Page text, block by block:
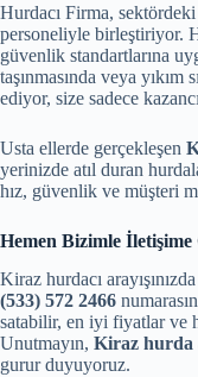
Hurdacı Firma,
personeliyle birleştiriyor.
güvenlik standartlarına
taşınmasında veya
ediyor, size sadece
Usta ellerde gerçekleşen
yerinizde atıl duran
hız, güvenlik ve müşteri
Hemen Bizimle İletişime
Kiraz hurdacı
(533) 572 2466
satabilir, en iyi fiyatlar ve
Unutmayın, Kiraz hurda
gurur duyuyoruz.